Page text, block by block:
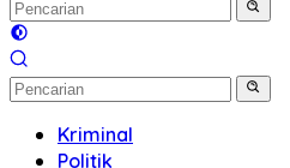
Kriminal
Politik